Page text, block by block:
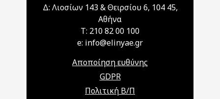
Δ: Λιοσίων 143 & Θειρσίου 6, 104 45,
Αθήνα
T: 210 82 00 100
e: info@elinyae.gr
Αποποίηση ευθύνης
GDPR
Πολιτική Β/Π